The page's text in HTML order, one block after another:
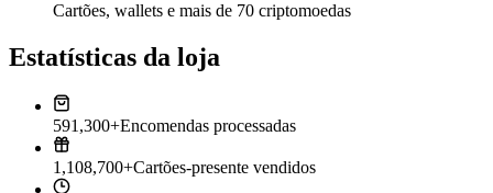
Cartões, wallets e mais de 70 criptomoedas
Estatísticas da loja
591,300+Encomendas processadas
1,108,700+Cartões-presente vendidos